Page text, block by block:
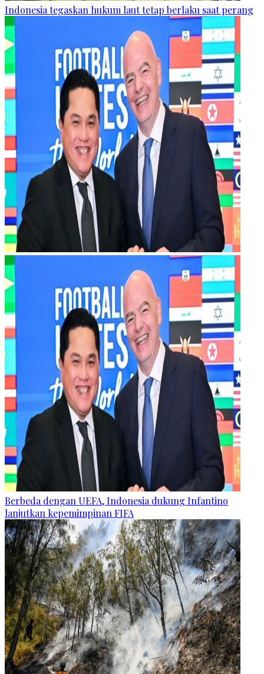
Indonesia tegaskan hukum laut tetap berlaku saat perang
Berbeda dengan UEFA, Indonesia dukung Infantino
lanjutkan kepemimpinan FIFA